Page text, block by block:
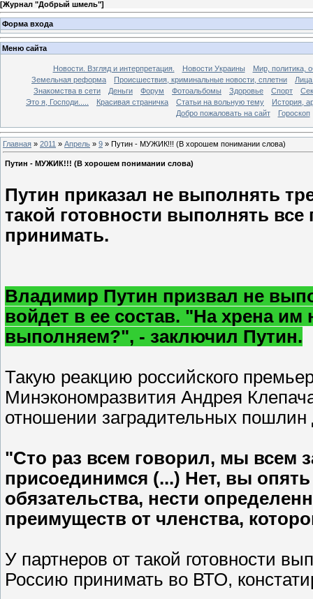
[Журнал "Добрый шмель"]
Форма входа
Меню сайта
Новости. Взгляд и интерпретация. Новости Украины
Мир, политика,
Земельная реформа
Происшествия, криминальные новости, сплетни
Лица
Знакомства в сети
Деньги Форум Фотоальбомы Здоровье Спорт
Это я, Господи.....
Красивая страничка Статьи на вольную тему
История,
Добро пожаловать на сайт
Гороскоп
Главная » 2011 » Апрель » 9 » Путин - МУЖИК!!! (В хорошем понимании слова)
Путин - МУЖИК!!! (В хорошем понимании слова)
Путин приказал не выполнять
такой готовности выполнять
принимать.
Владимир Путин призвал не
войдет в ее состав. "На хрена
выполняем?", - заключил Путин.
Такую реакцию российского
Минэкономразвития Андрея
отношении заградительных пошлин
"Сто раз всем говорил, мы всем
присоединимся (...) Нет, вы
обязательства, нести
преимуществ от членства,
У партнеров от такой готовности
Россию принимать во ВТО,